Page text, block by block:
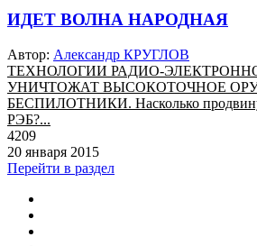
ИДЕТ ВОЛНА НАРОДНАЯ
Автор: Александр КРУГЛОВ
ТЕХНОЛОГИИ РАДИО-
УНИЧТОЖАТ ВЫСОКОТОЧНОЕ
БЕСПИЛОТНИКИ. Насколько
РЭБ?...
4209
20 января 2015
Перейти в раздел